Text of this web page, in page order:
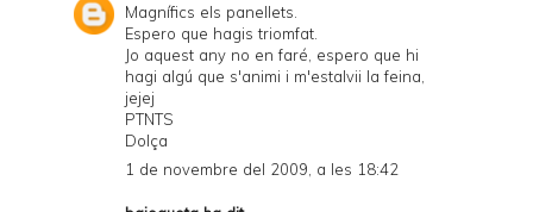
Magnífics els panellets.
Espero que hagis triomfat.
Jo aquest any no en faré, espero que hi
hagi algú que s'animi i m'estalvii la feina,
jejej
PTNTS
Dolça
1 de novembre del 2009, a les 18:42